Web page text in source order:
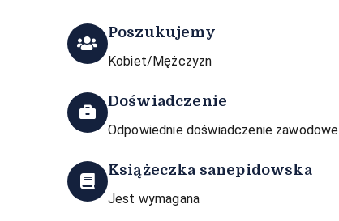
Poszukujemy
Kobiet/Mężczyzn
Doświadczenie
Odpowiednie doświadczenie zawodowe
Książeczka sanepidowska
Jest wymagana